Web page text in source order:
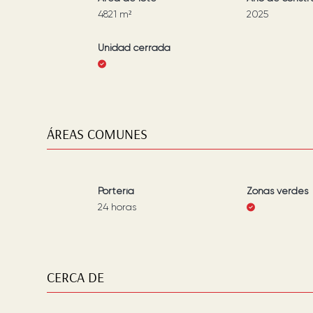
4821 m²
2025
Unidad cerrada
ÁREAS COMUNES
Portería
24 horas
Zonas verdes
CERCA DE